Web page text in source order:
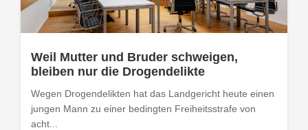
Weil Mutter und Bruder schweigen,
bleiben nur die Drogendelikte
Wegen Drogendelikten hat das Landgericht heute einen
jungen Mann zu einer bedingten Freiheitsstrafe von
acht...